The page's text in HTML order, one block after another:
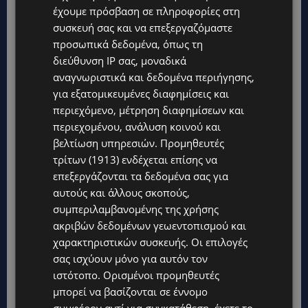
Topics
UPDATES
ΣΥΛΛΗΨΕΙΣ: 161 οδηγοί με υπερβολική ταχύτητα σε μία νύχτα
– Η παράβαση που κυριάρχησε στους ελέγχους
STORIES
ΓΕΝΕΘΛΙΟΣ ΗΜΕΡΑ: Η ηλικία είναι μόνο ένας αριθμός – Οι
άνθρωποι και οι στιγμές είναι η πραγματική μας ιστορία
ΕΛΕΝΑ ΑΝΤΩΝΙΑΔΟΥ: Αγώνας ζωής για τη 37χρονη μητέρα
τριών παιδιών – Έρανος για τη θεραπεία της στην Αγγλία
UPDATES
ΚΑΤΑΓΓΕΛΙΑ: Για άνδρα που φέρεται να παρενοχλούσε
γυναίκες στο Δασούδι – Σε εξέλιξη οι αστυνομικές έρευνες
έχουμε πρόσβαση σε πληροφορίες στη
συσκευή σας και να επεξεργαζόμαστε
προσωπικά δεδομένα, όπως τη
διεύθυνση IP σας, μοναδικά
αναγνωριστικά και δεδομένα περιήγησης,
για εξατομικευμένες διαφημίσεις και
περιεχόμενο, μέτρηση διαφημίσεων και
περιεχομένου, ανάλυση κοινού και
βελτίωση υπηρεσιών. Προμηθευτές
τρίτων (1913) ενδέχεται επίσης να
επεξεργάζονται τα δεδομένα σας για
αυτούς και άλλους σκοπούς,
συμπεριλαμβανομένης της χρήσης
ακριβών δεδομένων γεωεντοπισμού και
χαρακτηριστικών συσκευής. Οι επιλογές
σας ισχύουν μόνο για αυτόν τον
ιστότοπο. Ορισμένοι προμηθευτές
μπορεί να βασίζονται σε έννομο